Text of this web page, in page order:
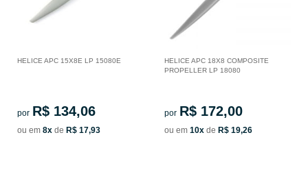
HELICE APC 15X8E LP 15080E
por R$ 134,06
ou em 8x de R$ 17,93
HELICE APC 18X8 COMPOSITE
PROPELLER LP 18080
por R$ 172,00
ou em 10x de R$ 19,26